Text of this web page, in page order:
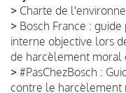
> Charte de
> Bosch France :
interne objective lors
de harcèlement moral
> #PasChezBosch :
contre le harcèlement